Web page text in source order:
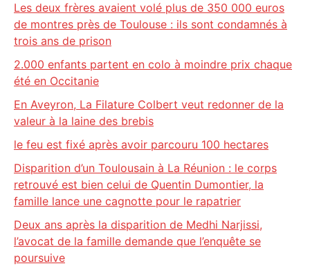
Les deux frères avaient volé plus de 350 000 euros
de montres près de Toulouse : ils sont condamnés à
trois ans de prison
2.000 enfants partent en colo à moindre prix chaque
été en Occitanie
En Aveyron, La Filature Colbert veut redonner de la
valeur à la laine des brebis
le feu est fixé après avoir parcouru 100 hectares
Disparition d’un Toulousain à La Réunion : le corps
retrouvé est bien celui de Quentin Dumontier, la
famille lance une cagnotte pour le rapatrier
Deux ans après la disparition de Medhi Narjissi,
l’avocat de la famille demande que l’enquête se
poursuive